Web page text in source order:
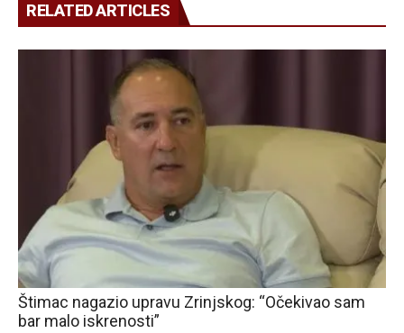
RELATED ARTICLES
Štimac nagazio upravu Zrinjskog: “Očekivao sam
bar malo iskrenosti”